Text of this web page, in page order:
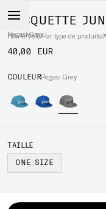
Home/Vélo/Par type de produits/
CASQUETTE
Pegasi Grey
40,00 EUR
COULEURPegasi Grey
TAILLE
ONE SIZE